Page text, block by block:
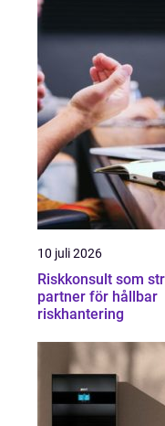
10 juli 2026
Riskkonsult som
partner för hållbar
riskhantering